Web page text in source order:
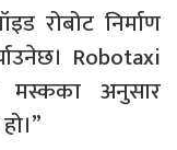
रोबोट निर्माण
Robotaxi
मस्कका अनुसार